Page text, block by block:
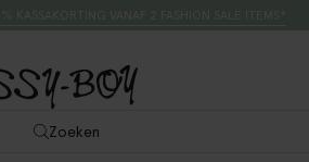
Zoeken